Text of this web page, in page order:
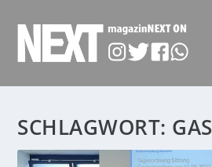
SCHLAGWORT: GAS